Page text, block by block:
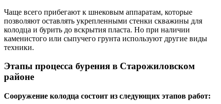
Чаще всего прибегают к шнековым аппаратам, которые
позволяют оставлять укрепленными стенки скважины для
колодца и бурить до вскрытия пласта. Но при наличии
каменистого или сыпучего грунта используют другие виды
техники.
Этапы процесса бурения в Старожиловском
районе
Сооружение колодца состоит из следующих этапов работ: